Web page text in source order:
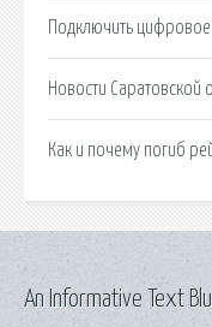
Подключить
Новости Саратовской
Как и почему погиб
An Informative Text